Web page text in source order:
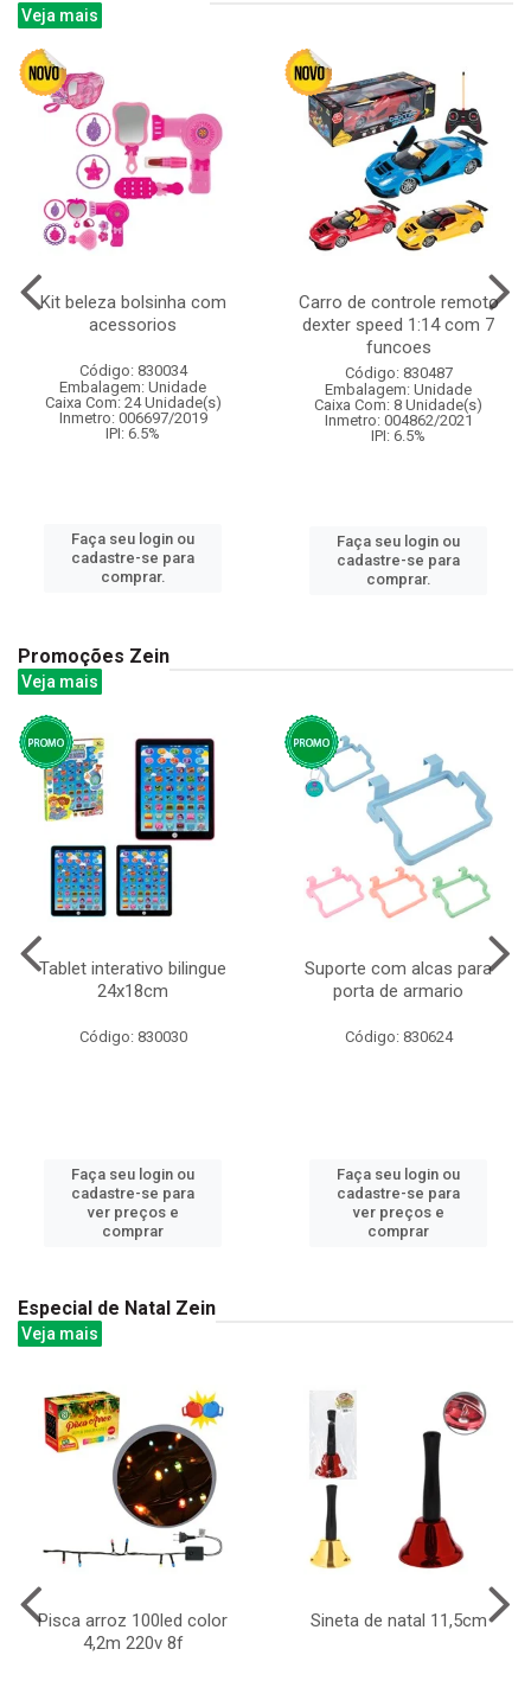
Veja mais
Kit beleza bolsinha com
acessorios
Código: 830034
Embalagem: Unidade
Caixa Com: 24 Unidade(s)
Inmetro: 006697/2019
IPI: 6.5%
Faça seu login ou
cadastre-se para
comprar.
Carro de controle remoto
dexter speed 1:14 com 7
funcoes
Código: 830487
Embalagem: Unidade
Caixa Com: 8 Unidade(s)
Inmetro: 004862/2021
IPI: 6.5%
Faça seu login ou
cadastre-se para
comprar.
Promoções Zein
Veja mais
Tablet interativo bilingue
24x18cm
Código: 830030
Faça seu login ou
cadastre-se para
ver preços e
comprar
Suporte com alcas para
porta de armario
Código: 830624
Faça seu login ou
cadastre-se para
ver preços e
comprar
Especial de Natal Zein
Veja mais
Pisca arroz 100led color
4,2m 220v 8f
Sineta de natal 11,5cm